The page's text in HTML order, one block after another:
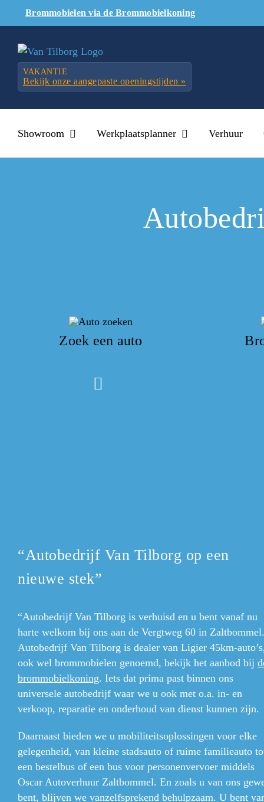
Brommobielen via de Brommobielkoning
VAKANTIE
Bekijk onze aangepaste openingstijden »
Showroom Werkplaatsplanner Verhuur
Zoek een auto
“Autobedrijf Van Tilborg op een
nieuwe stek”
“Autobedrijf Van Tilborg is verhuisd en u bent vanaf nu
harte welkom bij ons aan de Vergtweg 60 in Zaltbommel.
Autobedrijf Van Tilborg is dealer van Ligier 45km-
ook wel brommobielen genoemd, bekijk het aanbod bij
brommobielkoning. Iets dat prima past binnen ons
universele autobedrijf waar we u ook met o.a. in- en
verkoop, reparatie en onderhoud van dienst kunnen zijn.
Daarnaast bieden we u mobiliteitsoplossingen voor elke
gelegenheid, van kleine stadsauto of ruime familieauto
een bestelbus of een bus voor personenvervoer middels
Oscar Autoverhuur Zaltbommel. En zoals u van ons
bent, blijven we vanzelfsprekend behulpzaam. U bent